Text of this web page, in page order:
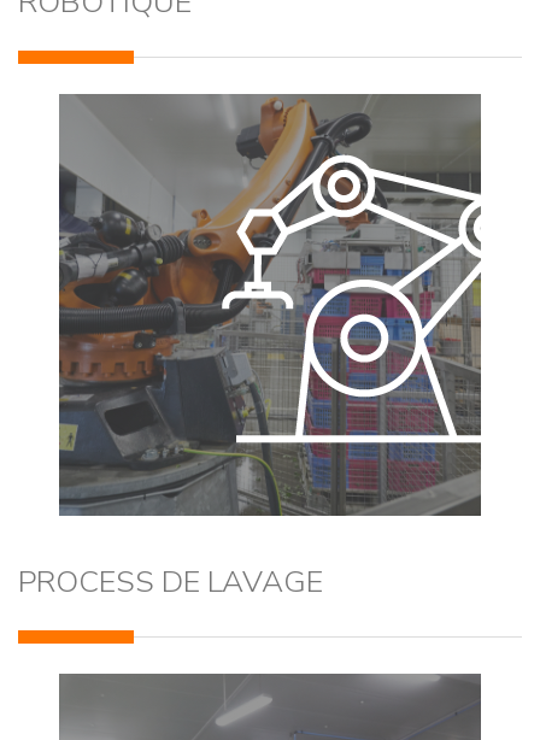
PROCESS DE LAVAGE